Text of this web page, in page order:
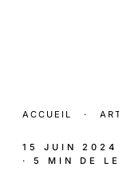
ACCUEIL ·
15 JUIN 2024
· 5 MIN DE